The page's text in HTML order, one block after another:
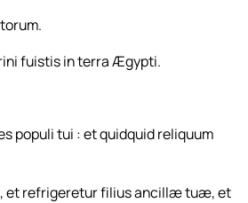
fuistis in terra Ægypti.
populi tui : et quidquid reliquum
et refrigeretur filius ancillæ tuæ, et